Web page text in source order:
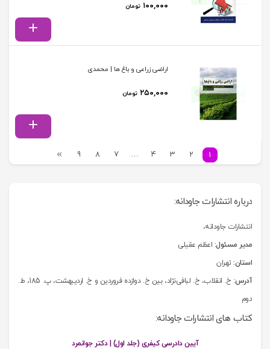
۱۰۰,۰۰۰ تومان
اراضی زراعی و باغ ها | محمدی
۲۵۰,۰۰۰ تومان
1
2
3
4
…
7
8
9
درباره انتشارات جاودانه:
انتشارات جاودانه،
مدیر مسئول: اعظم عقیلی
استان:تهران
آدرس:
خ. انقلاب، خ. لبافی‌نژاد، بین خ. دوازده فروردین و خ. اردیبهشت، پ. 185، ط.
دوم
کتاب های انتشارات جاودانه:
آیین دادرسی کیفری (جلد اول) | دکتر جوانمرد